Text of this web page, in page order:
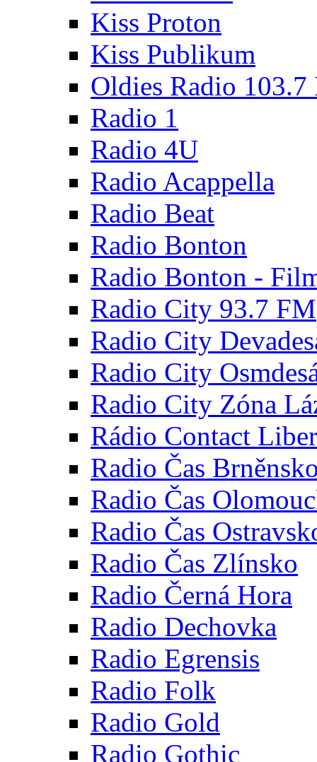
Kiss Proton
Kiss Publikum
Oldies Radio 103.7
Radio 1
Radio 4U
Radio Acappella
Radio Beat
Radio Bonton
Radio Bonton -
Radio City 93.7 FM
Radio City
Radio City
Radio City Zóna
Rádio Contact
Radio Čas
Radio Čas
Radio Čas
Radio Čas Zlínsko
Radio Černá Hora
Radio Dechovka
Radio Egrensis
Radio Folk
Radio Gold
Radio Gothic